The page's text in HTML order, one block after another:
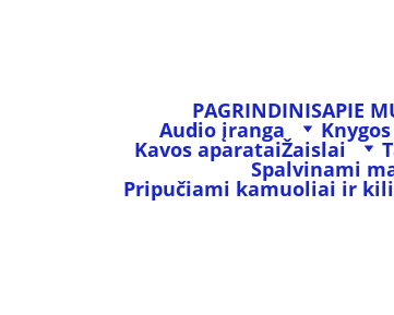
PAGRINDINISAPIE
Audio įranga Knygos
Kavos aparataiŽaislai
Spalvinami
Pripučiami kamuoliai ir